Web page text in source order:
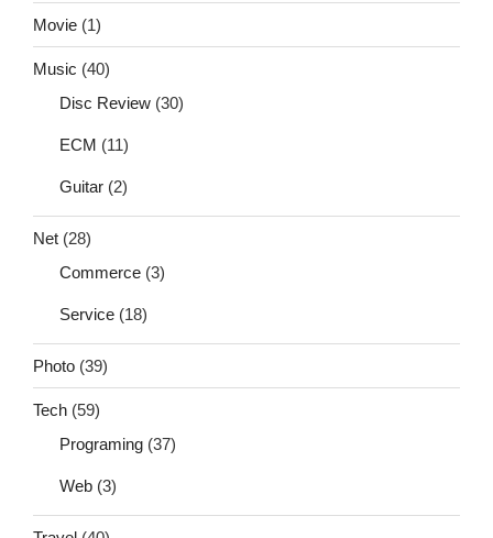
Movie (1)
Music (40)
Disc Review (30)
ECM (11)
Guitar (2)
Net (28)
Commerce (3)
Service (18)
Photo (39)
Tech (59)
Programing (37)
Web (3)